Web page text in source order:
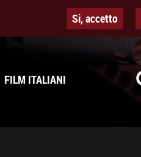
Si, accetto
FILM ITALIANI